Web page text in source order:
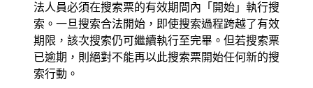
法人員必須在搜索票的有效期間內「開始」執行搜
索。一旦搜索合法開始，即使搜索過程跨越了有效
期限，該次搜索仍可繼續執行至完畢。但若搜索票
已逾期，則絕對不能再以此搜索票開始任何新的搜
索行動。